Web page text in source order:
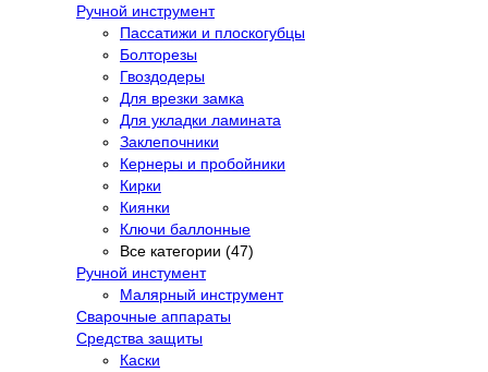
Ручной инструмент
Пассатижи и плоскогубцы
Болторезы
Гвоздодеры
Для врезки замка
Для укладки ламината
Заклепочники
Кернеры и пробойники
Кирки
Киянки
Ключи баллонные
Все категории (47)
Ручной инстумент
Малярный инструмент
Сварочные аппараты
Средства защиты
Каски